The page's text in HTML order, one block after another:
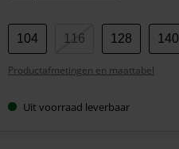
Kies
je
maat
104 116 128 140
Productafmetingen en maattabel
Uit voorraad leverbaar